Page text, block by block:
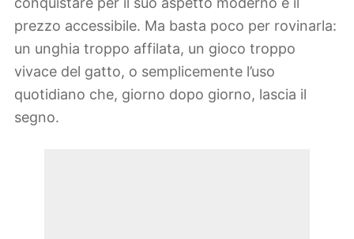
prezzo accessibile. Ma basta poco per rovinarla:
un unghia troppo affilata, un gioco troppo
vivace del gatto, o semplicemente l’uso
quotidiano che, giorno dopo giorno, lascia il
segno.